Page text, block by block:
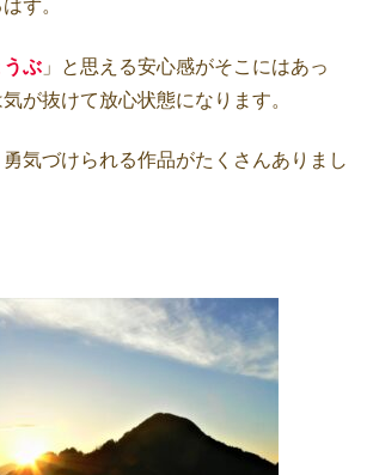
ず。
うぶ 」と思える安心感がそこにはあっ
が抜けて放心状態になります。
気づけられる作品がたくさんありまし